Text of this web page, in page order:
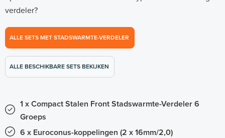
verdeler?
ALLE SETS MET STADSWARMTE-VERDELER
ALLE BESCHIKBARE SETS BEKIJKEN
1 x Compact Stalen Front Stadswarmte-Verdeler 6
Groeps
6 x Euroconus-koppelingen (2 x 16mm/2,0)